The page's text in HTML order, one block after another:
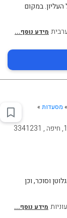
במקום
מידע נוסף...
מסעדות»
דרך העצמאות 140, חיפה , 3341231
וסוכר, וכן
מידע נוסף...